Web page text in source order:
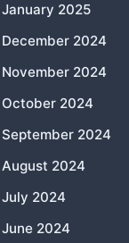
January 2025
December 2024
November 2024
October 2024
September 2024
August 2024
July 2024
June 2024